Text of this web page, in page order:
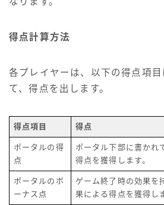
得点計算方法
各プレイヤーは、以下の得点項
て、得点を出します。
得点項目 得点
ポータルの得
点
ポータル下部に書かれ
得点を獲得します。
ポータルのボ
ーナス点
ゲーム終了時の効果を
果による得点を獲得し